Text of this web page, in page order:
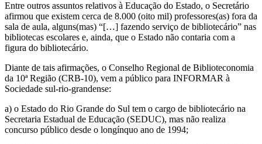
Entre outros assuntos relativos à Educação do Estado, o Secretário
afirmou que existem cerca de 8.000 (oito mil) professores(as) fora da
sala de aula, alguns(mas) “[…] fazendo serviço de bibliotecário” nas
bibliotecas escolares e, ainda, que o Estado não contaria com a
figura do bibliotecário.
Diante de tais afirmações, o Conselho Regional de Biblioteconomia
da 10ª Região (CRB-10), vem a público para INFORMAR à
Sociedade sul-rio-grandense:
a) o Estado do Rio Grande do Sul tem o cargo de bibliotecário na
Secretaria Estadual de Educação (SEDUC), mas não realiza
concurso público desde o longínquo ano de 1994;